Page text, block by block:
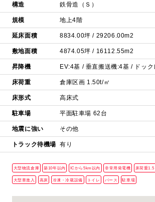
構造 鉄骨造（Ｓ）
規模 地上4階
延床面積 8834.00坪 / 29206.00m2
敷地面積 4874.05坪 / 16112.55m2
昇降機 EV:4基 / 垂直搬送機:4基 / ドッ
床荷重 倉庫区画 1.50t/㎡
床形式 高床式
駐車場 平面駐車場 62台
地震に強い その他
トラック待機場 有り
大型物流倉庫 築10年以内 ICから5km以内 非常用発電機 床荷重
大型車進入 高床 冷凍・冷蔵設備 トイレ バース 駐車場